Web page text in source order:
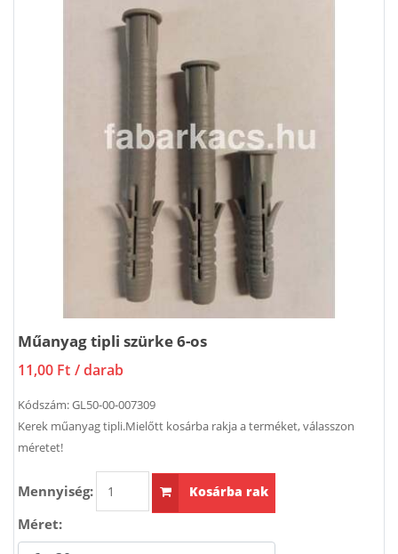
Műanyag tipli szürke 6-os
11,00 Ft / darab
Kódszám:GL50-00-007309
Kerek műanyag tipli.Mielőtt kosárba rakja a terméket, válasszon
méretet!
Mennyiség: Kosárba rak
Méret: